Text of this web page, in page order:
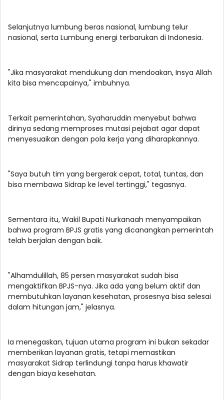
Selanjutnya lumbung beras nasional, lumbung telur
nasional, serta Lumbung energi terbarukan di Indonesia.
"Jika masyarakat mendukung dan mendoakan, Insya Allah
kita bisa mencapainya," imbuhnya.
Terkait pemerintahan, Syaharuddin menyebut bahwa
dirinya sedang memproses mutasi pejabat agar dapat
menyesuaikan dengan pola kerja yang diharapkannya.
"Saya butuh tim yang bergerak cepat, total, tuntas, dan
bisa membawa Sidrap ke level tertinggi," tegasnya.
Sementara itu, Wakil Bupati Nurkanaah menyampaikan
bahwa program BPJS gratis yang dicanangkan pemerintah
telah berjalan dengan baik.
"Alhamdulillah, 85 persen masyarakat sudah bisa
mengaktifkan BPJS-nya. Jika ada yang belum aktif dan
membutuhkan layanan kesehatan, prosesnya bisa selesai
dalam hitungan jam," jelasnya.
Ia menegaskan, tujuan utama program ini bukan sekadar
memberikan layanan gratis, tetapi memastikan
masyarakat Sidrap terlindungi tanpa harus khawatir
dengan biaya kesehatan.